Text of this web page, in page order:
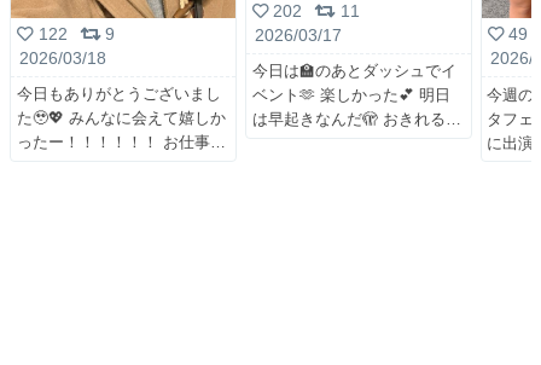
122
9
2026/03/18
今日もありがとうございまし
た🥹💖 みんなに会えて嬉しか
ったー！！！！！！ お仕事
202
11
2026/03/17
今日は🏫のあとダッシュでイ
ベント🫶 楽しかった💕 明日
は早起きなんだ🫣 おきれる
49
2026/
今週の
タフェ
に出演